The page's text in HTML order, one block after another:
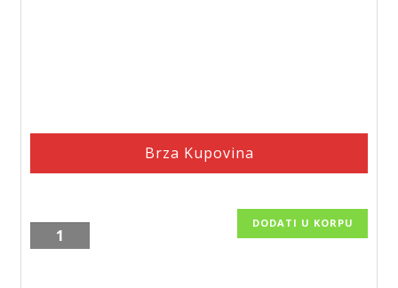
Brza Kupovina
Kvadratni
tuš
DODATI U KORPU